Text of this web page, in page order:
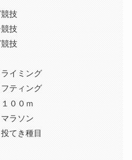
技
技
技
イミング
ティング
００ｍ
ラソン
てき種目